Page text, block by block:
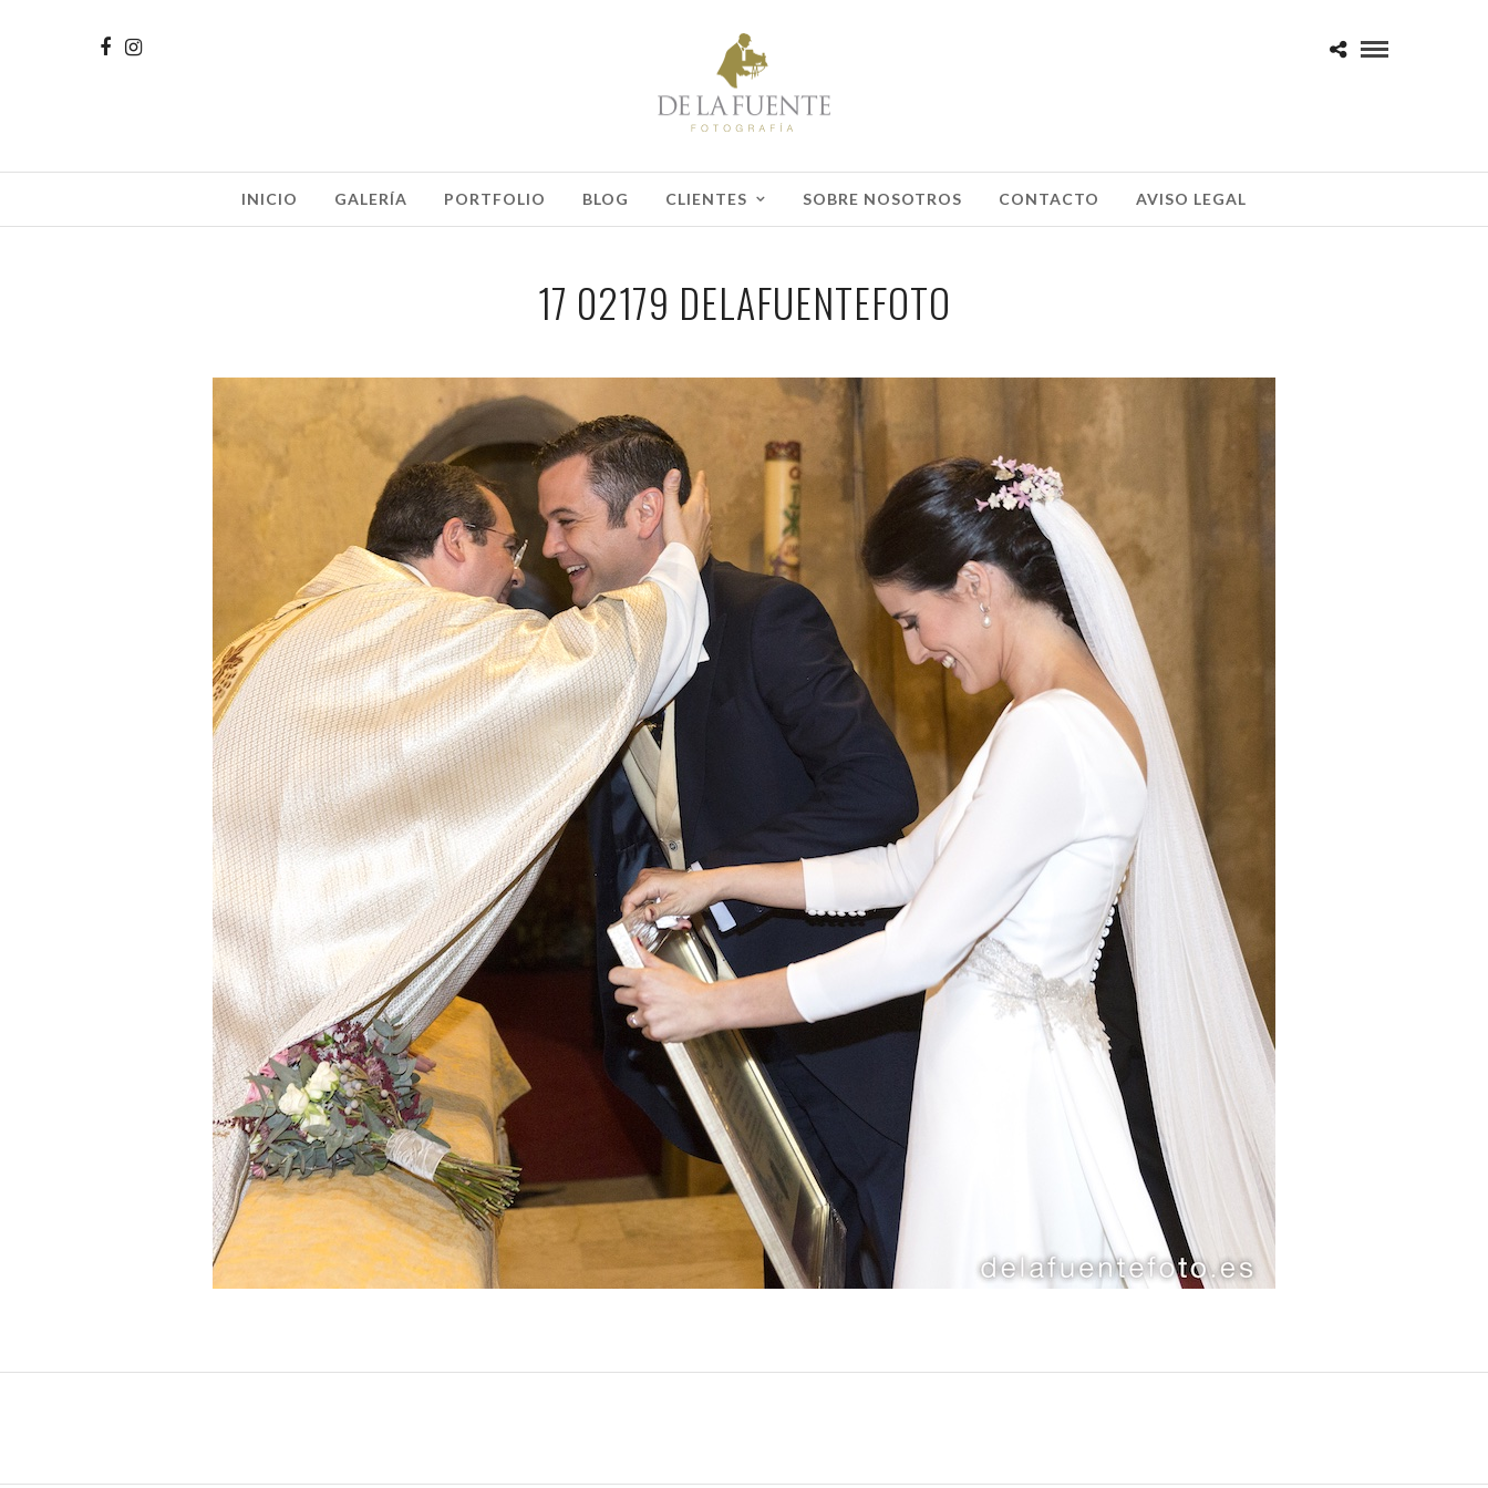
INICIO GALERÍA PORTFOLIO BLOG CLIENTES SOBRE NOSOTROS CONTACTO AVISO LEGAL
17 02179 DELAFUENTEFOTO